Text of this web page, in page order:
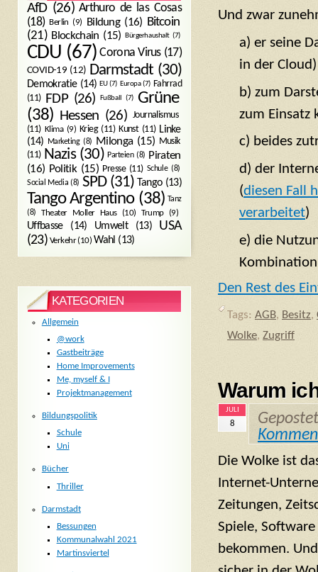
Und zwar
a) er seine
in der
b) zum
zum Einsatz
c) beides
d) der
(diesen Fall
verarbeitet)
e) die
Den Rest des
Tags: AGB, Besitz,
Wolke, Zugriff
Warum
JULI
8
Die Wolke ist
Internet-
Zeitungen,
Spiele,
bekommen.
AfD(26) Arthuro de las Cosas
(18) Berlin (9) Bildung(16) Bitcoin
(21) Blockchain (15) Bürgerhaushalt (7)
CDU (67) Corona Virus(17)
COVID-19 (12) Darmstadt (30)
Demokratie(14) EU(7) Europa(7) Fahrrad
(11)
FDP(26) Fußball (7)
Grüne
(38) Hessen (26) Journalismus
(11) Klima(9) Krieg(11) Kunst(11) Linke
(14) Marketing(8) Milonga(15) Musik
(11) Nazis(30) Parteien(8) Piraten
(16) Politik(15) Presse(11) Schule(8)
Social Media (8) SPD(31) Tango(13)
Tango Argentino(38) Tanz
(8)
Theater Moller Haus(10) Trump(9)
Uffbasse(14) Umwelt(13)
USA
(23) Verkehr(10) Wahl (13)
KATEGORIEN
Allgemein
@work
Gastbeiträge
Home Improvements
Me, myself & I
Projektmanagement
Bildungspolitik
Schule
Uni
Bücher
Thriller
Darmstadt
Bessungen
Kommunalwahl 2021
Martinsviertel